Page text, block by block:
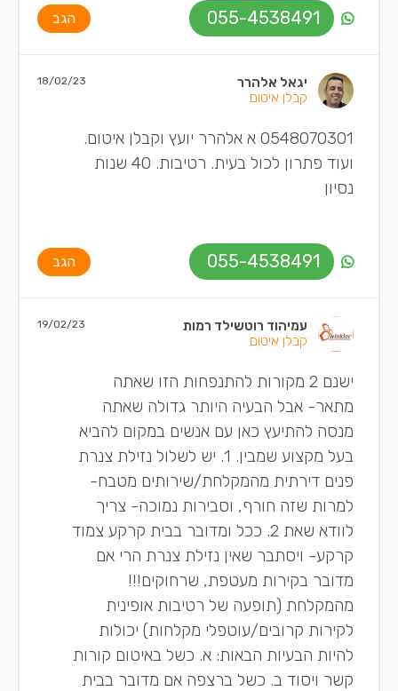
055-4538491 הגב
יגאל אלהרר
קבלן איטום
18/02/23
0548070301 א אלהרר יועץ וקבלן איטום.
ועוד פתרון לכול בעית. רטיבות. 40 שנות
נסיון
055-4538491 הגב
עמיהוד רוטשילד רמות
קבלן איטום
19/02/23
ישנם 2 מקורות להתנפחות הזו שאתה
מתאר- אבל הבעיה היותר גדולה שאתה
מנסה להתיעץ כאן עם אנשים במקום להביא
בעל מקצוע שמבין. 1. יש לשלול נזילת צנרת
פנים דירתית מהמקלחת/שירותים מטבח-
למרות שזה חורף, וסבירות נמוכה- צריך
לוודא שאת 2. ככל ומדובר בבית קרקע צמוד
קרקע- ויסתבר שאין נזילת צנרת הרי אם
מדובר בקירות מעטפת, שרחוקים!!!
מהמקלחת (תופעה של רטיבות אופינית
לקירות קרובים/עוטפלי מקלחות) יכולות
להיות הבעיות הבאות: א. כשל באיטום קורות
קשר ויסוד ב. כשל ברצפה אם מדובר בבית